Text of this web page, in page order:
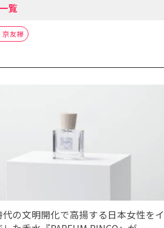
覧
京友禅
代の文明開化で高揚する日本女性をイ